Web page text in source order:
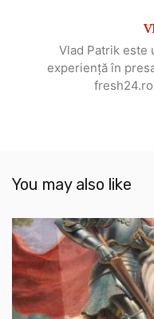
Vlad Patrik este
experiență în
You may also like